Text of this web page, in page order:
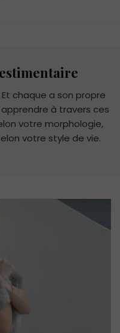
chaque a son propre
à travers ces
votre morphologie,
votre style de vie.